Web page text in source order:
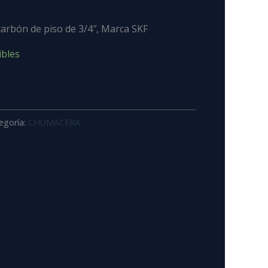
de piso de 3/4″, Marca SKF
CHUMACERA